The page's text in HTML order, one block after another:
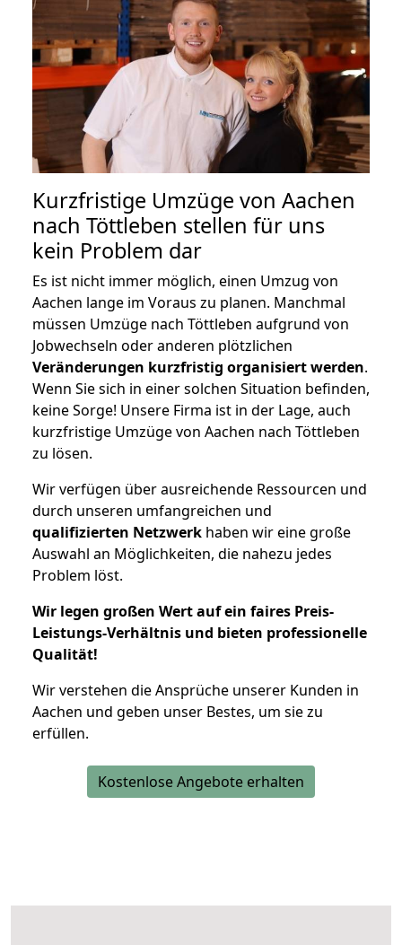
Kurzfristige Umzüge von Aachen
nach Töttleben stellen für uns
kein Problem dar
Es ist nicht immer möglich, einen Umzug von
Aachen lange im Voraus zu planen. Manchmal
müssen Umzüge nach Töttleben aufgrund von
Jobwechseln oder anderen plötzlichen
Veränderungen kurzfristig organisiert werden.
Wenn Sie sich in einer solchen Situation befinden,
keine Sorge! Unsere Firma ist in der Lage, auch
kurzfristige Umzüge von Aachen nach Töttleben
zu lösen.
Wir verfügen über ausreichende Ressourcen und
durch unseren umfangreichen und
qualifizierten Netzwerk haben wir eine große
Auswahl an Möglichkeiten, die nahezu jedes
Problem löst.
Wir legen großen Wert auf ein faires Preis-
Leistungs-Verhältnis und bieten professionelle
Qualität!
Wir verstehen die Ansprüche unserer Kunden in
Aachen und geben unser Bestes, um sie zu
erfüllen.
Kostenlose Angebote erhalten